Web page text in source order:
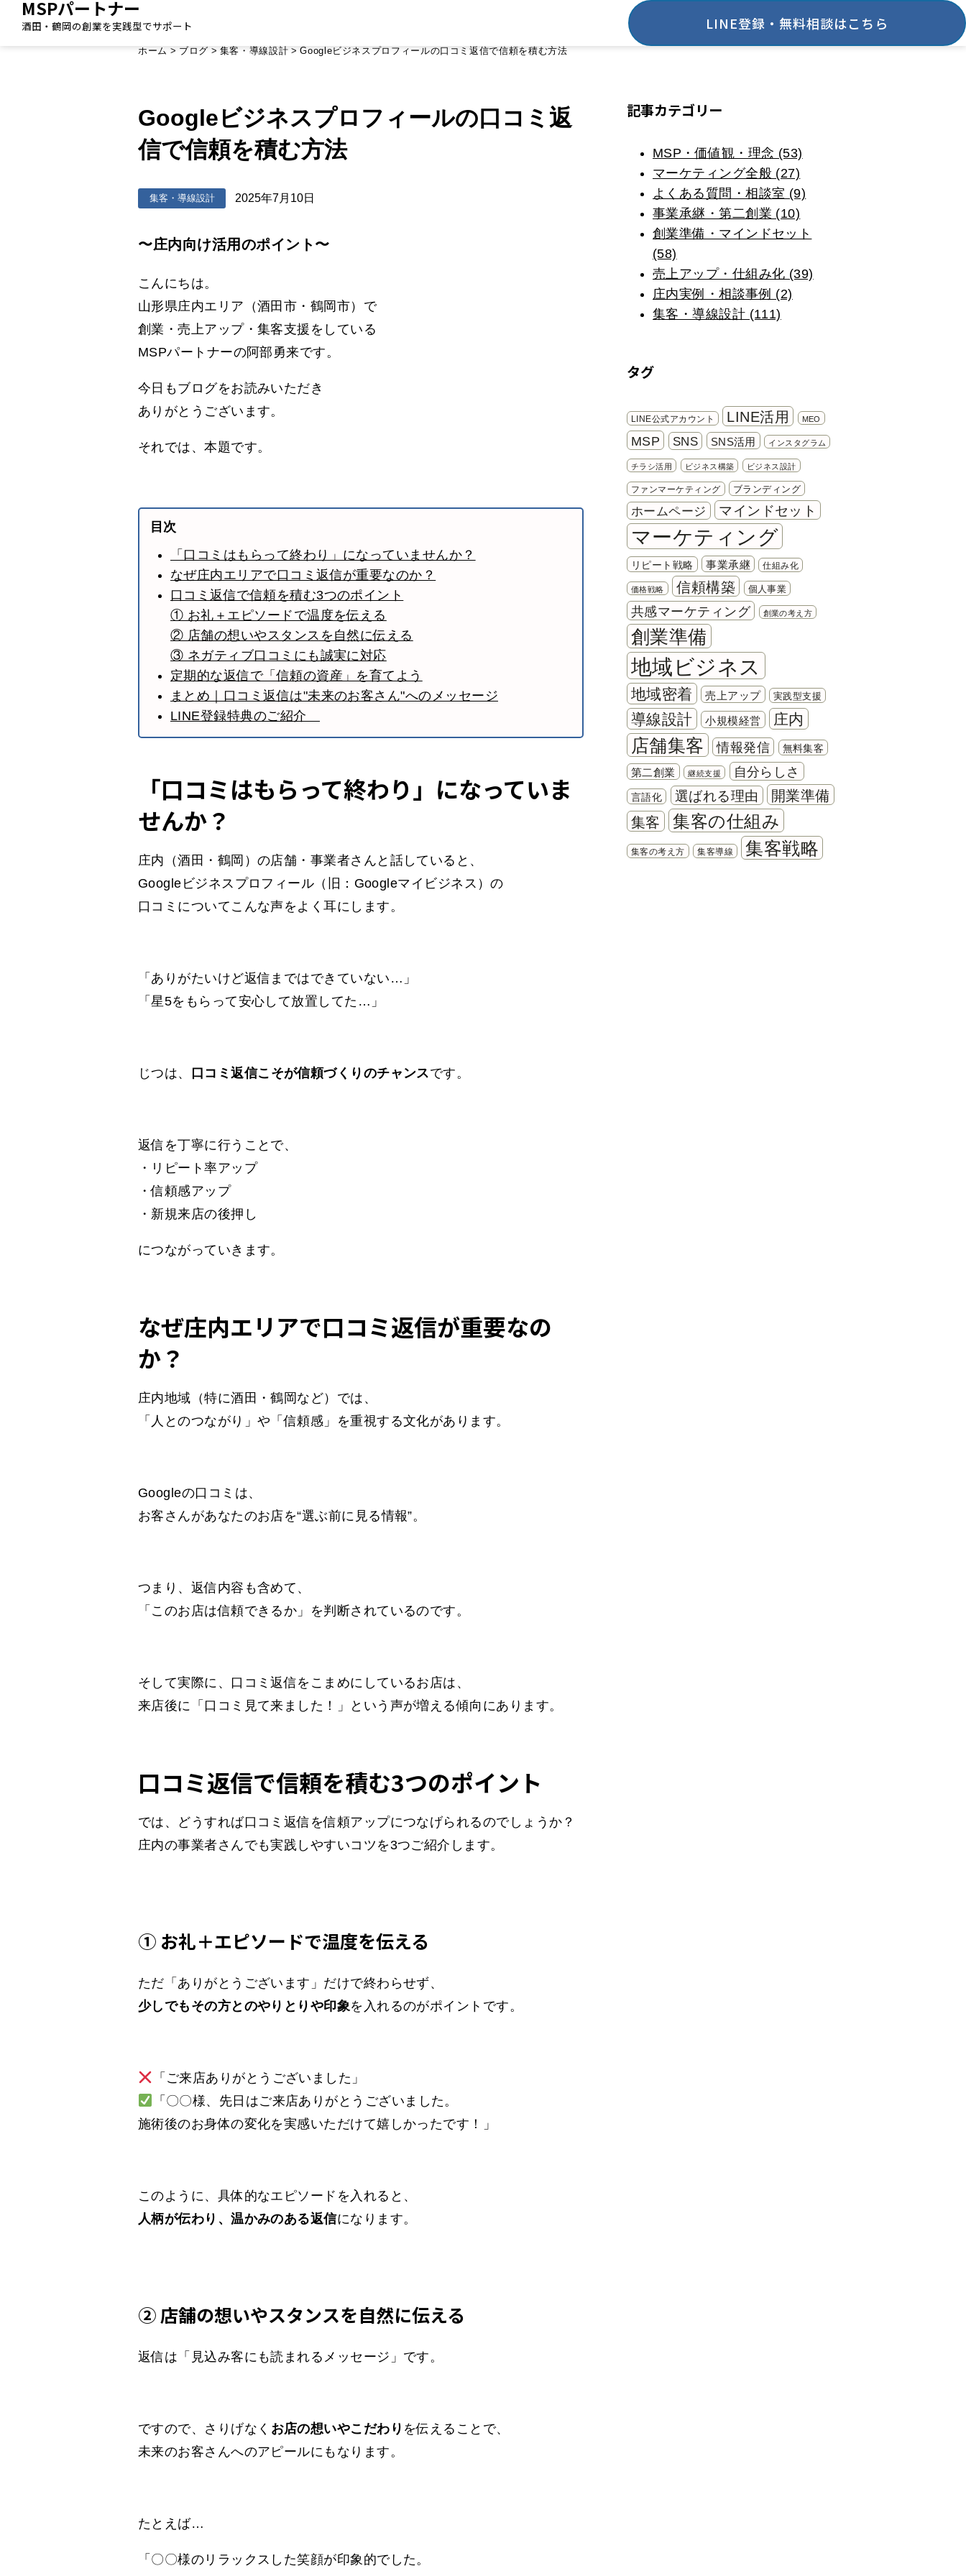
MSPパートナー
酒田・鶴岡の創業を実践型でサポート LINE登録・無料相談はこちら
ホーム > ブログ> 集客・導線設計 >Googleビジネスプロフィールの口コミ返信で信頼を積む方法
Googleビジネスプロフィールの口コミ返
信で信頼を積む方法
集客・導線設計 2025年7月10日
〜庄内向け活用のポイント〜
こんにちは。
山形県庄内エリア（酒田市・鶴岡市）で
創業・売上アップ・集客支援をしている
MSPパートナーの阿部勇来です。
今日もブログをお読みいただき
ありがとうございます。
それでは、本題です。
目次
「口コミはもらって終わり」になっていませんか？
なぜ庄内エリアで口コミ返信が重要なのか？
口コミ返信で信頼を積む3つのポイント
① お礼＋エピソードで温度を伝える
② 店舗の想いやスタンスを自然に伝える
③ ネガティブ口コミにも誠実に対応
定期的な返信で「信頼の資産」を育てよう
まとめ｜口コミ返信は"未来のお客さん"へのメッセージ
LINE登録特典のご紹介
「口コミはもらって終わり」になっていま
せんか？
庄内（酒田・鶴岡）の店舗・事業者さんと話していると、
Googleビジネスプロフィール（旧：Googleマイビジネス）の
口コミについてこんな声をよく耳にします。
「ありがたいけど返信まではできていない…」
「星5をもらって安心して放置してた…」
じつは、 口コミ返信こそが信頼づくりのチャンスです。
返信を丁寧に行うことで、
・リピート率アップ
・信頼感アップ
・新規来店の後押し
につながっていきます。
なぜ庄内エリアで口コミ返信が重要なの
か？
庄内地域（特に酒田・鶴岡など）では、
「人とのつながり」や「信頼感」を重視する文化があります。
Googleの口コミは、
お客さんがあなたのお店を“選ぶ前に見る情報”。
つまり、返信内容も含めて、
「このお店は信頼できるか」を判断されているのです。
そして実際に、口コミ返信をこまめにしているお店は、
来店後に「口コミ見て来ました！」という声が増える傾向にあります。
口コミ返信で信頼を積む3つのポイント
では、どうすれば口コミ返信を信頼アップにつなげられるのでしょうか？
庄内の事業者さんでも実践しやすいコツを3つご紹介します。
① お礼＋エピソードで温度を伝える
ただ「ありがとうございます」だけで終わらせず、
少しでもその方とのやりとりや印象を入れるのがポイントです。
「ご来店ありがとうございました」
「〇〇様、先日はご来店ありがとうございました。
施術後のお身体の変化を実感いただけて嬉しかったです！」
このように、具体的なエピソードを入れると、
人柄が伝わり、温かみのある返信になります。
② 店舗の想いやスタンスを自然に伝える
返信は「見込み客にも読まれるメッセージ」です。
ですので、さりげなく お店の想いやこだわり を伝えることで、
未来のお客さんへのアピールにもなります。
たとえば…
「〇〇様のリラックスした笑顔が印象的でした。
記事カテゴリー
MSP・価値観・理念 (53)
マーケティング全般 (27)
よくある質問・相談室 (9)
事業承継・第二創業 (10)
創業準備・マインドセット
(58)
売上アップ・仕組み化 (39)
庄内実例・相談事例 (2)
集客・導線設計 (111)
タグ
LINE公式アカウント LINE活用 MEO
MSP SNS SNS活用 インスタグラム
チラシ活用 ビジネス構築 ビジネス設計
ファンマーケティング ブランディング
ホームページ マインドセット
マーケティング
リピート戦略 事業承継 仕組み化
価格戦略 信頼構築 個人事業
共感マーケティング 創業の考え方
創業準備
地域ビジネス
地域密着 売上アップ 実践型支援
導線設計 小規模経営 庄内
店舗集客 情報発信 無料集客
第二創業 継続支援 自分らしさ
言語化 選ばれる理由
開業準備
集客
集客の仕組み
集客の考え方 集客導線 集客戦略